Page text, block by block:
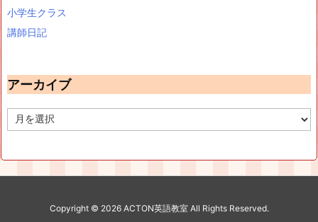
小学生クラス
講師日記
アーカイブ
ー
Copyright © 2026 ACTON英語教室All Rights Reserved.